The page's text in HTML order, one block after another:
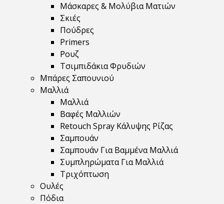
Μάσκαρες & Μολύβια Ματιών
Σκιές
Πούδρες
Primers
Ρουζ
Τσιμπιδάκια Φρυδιών
Μπάρες Σαπουνιού
Μαλλιά
Μαλλιά
Βαφές Μαλλιών
Retouch Spray Κάλυψης Ρίζας
Σαμπουάν
Σαμπουάν Για Βαμμένα Μαλλιά
Συμπληρώματα Για Μαλλιά
Τριχόπτωση
Ουλές
Πόδια